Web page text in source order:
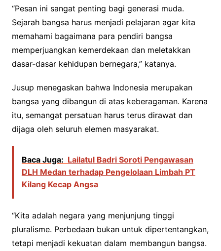
“Pesan ini sangat penting bagi generasi muda.
Sejarah bangsa harus menjadi pelajaran agar kita
memahami bagaimana para pendiri bangsa
memperjuangkan kemerdekaan dan meletakkan
dasar-dasar kehidupan bernegara,” katanya.
Jusup menegaskan bahwa Indonesia merupakan
bangsa yang dibangun di atas keberagaman. Karena
itu, semangat persatuan harus terus dirawat dan
dijaga oleh seluruh elemen masyarakat.
Baca Juga: Lailatul Badri Soroti Pengawasan
DLH Medan terhadap Pengelolaan Limbah PT
Kilang Kecap Angsa
“Kita adalah negara yang menjunjung tinggi
pluralisme. Perbedaan bukan untuk dipertentangkan,
tetapi menjadi kekuatan dalam membangun bangsa.